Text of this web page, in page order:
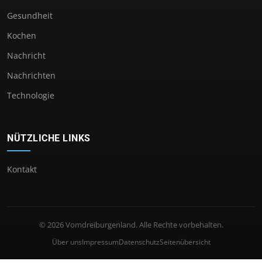
Gesundheit
Kochen
Nachricht
Nachrichten
Technologie
NÜTZLICHE LINKS
Kontakt
© 2026 Vomdreiburgenland. Alle Rechte vorbehalten.
Über unsImpressumDatenschutzSeitenübersicht